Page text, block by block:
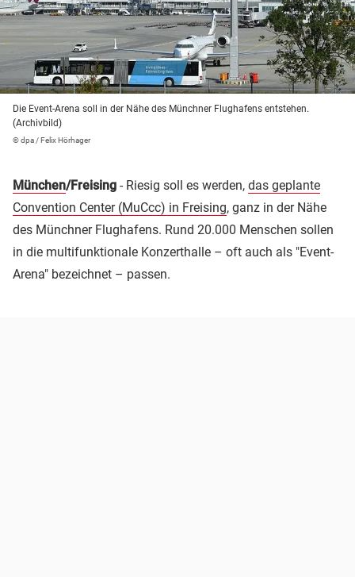
Die Event-Arena soll in der Nähe des Münchner Flughafens entstehen.
(Archivbild)
© dpa / Felix Hörhager
München/Freising - Riesig soll es werden, das geplante
Convention Center (MuCcc) in Freising, ganz in der Nähe
des Münchner Flughafens. Rund 20.000 Menschen sollen
in die multifunktionale Konzerthalle – oft auch als "Event-
Arena" bezeichnet – passen.